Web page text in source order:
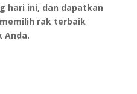
hari ini, dan dapatkan
rak terbaik
Anda.